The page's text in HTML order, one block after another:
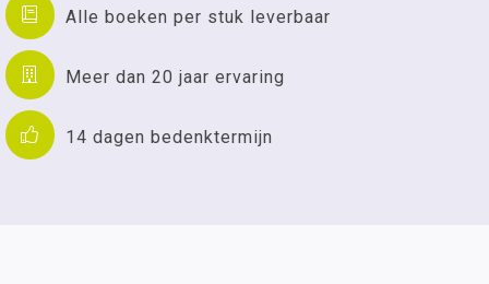
Alle boeken per stuk leverbaar
Meer dan 20 jaar ervaring
14 dagen bedenktermijn